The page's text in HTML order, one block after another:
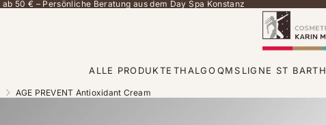
50 € – Persönliche Beratung aus dem Day Spa Konstanz
ALLE PRODUKTE THALGOQMS LIGNE ST BARTH
AGE PREVENT Antioxidant Cream